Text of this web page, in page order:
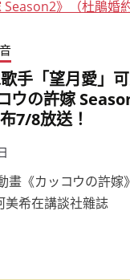
手「望月愛」
ウの許嫁
7/8放送！
畫《カッコウの許嫁
美希在講談社雜誌